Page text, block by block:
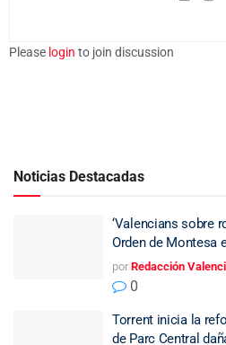
Please login to join discussion
Noticias Destacadas
‘Valencians sobre
Orden de Montesa
por Redacción
0
Torrent inicia la
de Parc Central